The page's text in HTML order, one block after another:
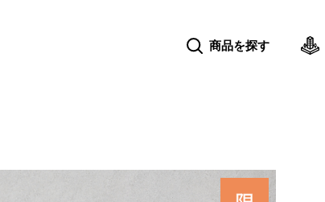
商品を探す